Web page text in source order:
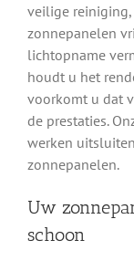
veilige
zonnepanelen
lichtopname
houdt u het
voorkomt u dat
de prestaties.
werken
zonnepanelen.
Uw
schoon